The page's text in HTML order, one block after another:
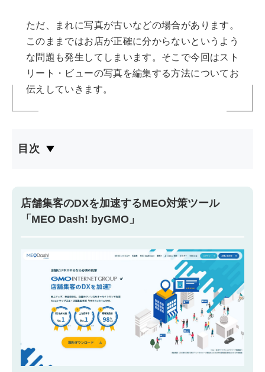
ただ、まれに写真が古いなどの場合があります。
このままではお店が正確に分からないというよう
な問題も発生してしまいます。そこで今回はスト
リート・ビューの写真を編集する方法についてお
伝えしていきます。
目次
店舗集客のDXを加速するMEO対策ツール
「MEO Dash! byGMO」